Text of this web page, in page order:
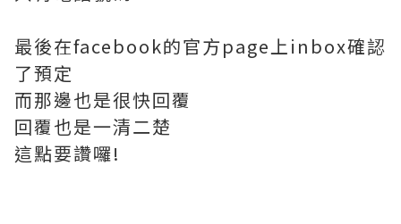
最後在facebook的官方page上inbox確認
了預定
而那邊也是很快回覆
回覆也是一清二楚
這點要讚囉!